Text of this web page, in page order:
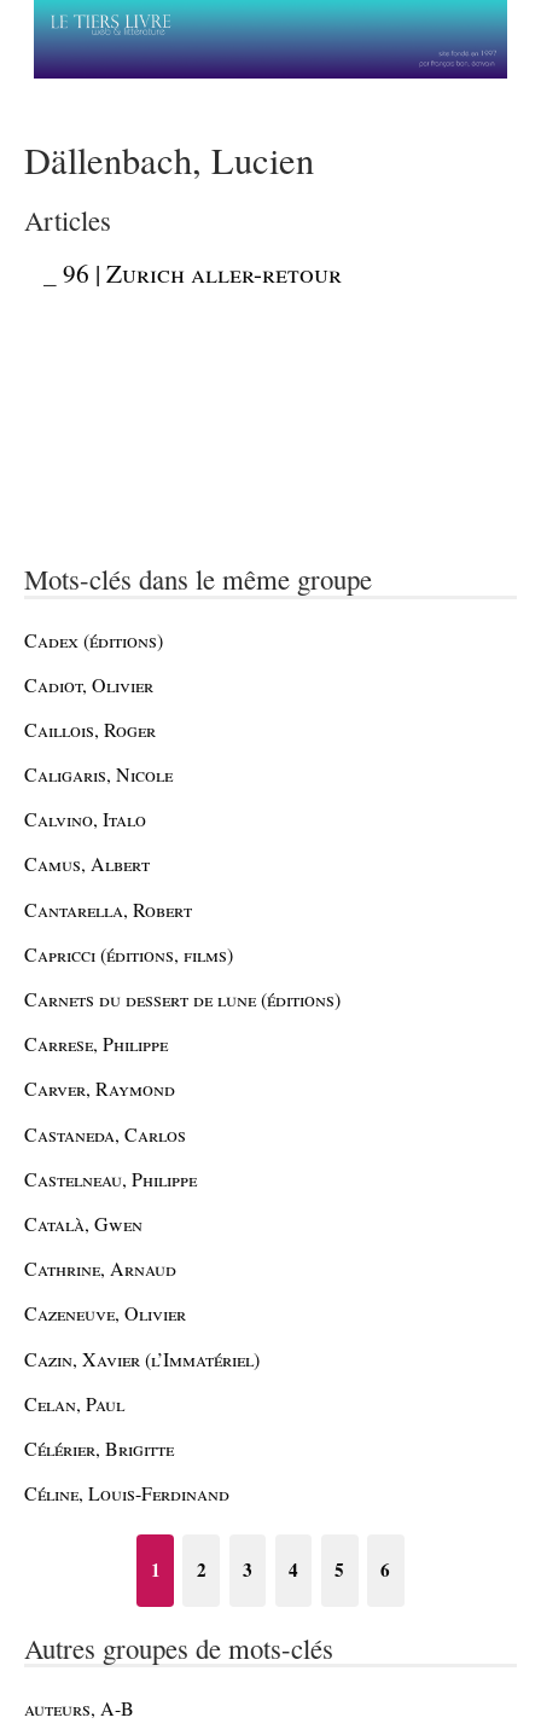
Dällenbach, Lucien
Articles
_96 | Zurich aller-retour
Mots-clés dans le même groupe
Cadex (éditions)
Cadiot, Olivier
Caillois, Roger
Caligaris, Nicole
Calvino, Italo
Camus, Albert
Cantarella, Robert
Capricci (éditions, films)
Carnets du dessert de lune (éditions)
Carrese, Philippe
Carver, Raymond
Castaneda, Carlos
Castelneau, Philippe
Català, Gwen
Cathrine, Arnaud
Cazeneuve, Olivier
Cazin, Xavier (l’Immatériel)
Celan, Paul
Célérier, Brigitte
Céline, Louis-Ferdinand
1 2 3 4 5 6
Autres groupes de mots-clés
auteurs, A-B